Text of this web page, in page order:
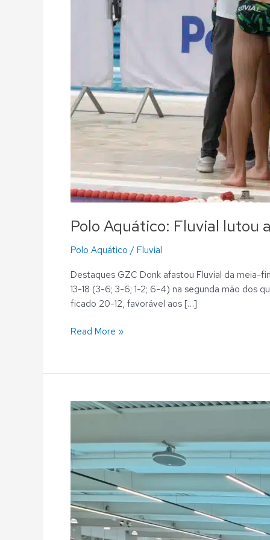
Polo Aquático: Fluvial lutou
Polo Aquático / Fluvial
Destaques GZC Donk afastou Fluvial da meia-
13-18 (3-6; 3-6; 1-2; 6-4) na segunda mão dos
ficado 20-12, favorável aos […]
Read More »
Polo
ou
nada»
europeu
joga-
se
este
sábado